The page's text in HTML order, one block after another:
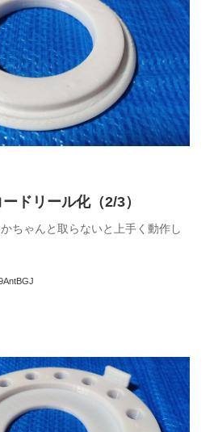
ドリール化（2/3）
ちゃんと取らないと上手く動作し